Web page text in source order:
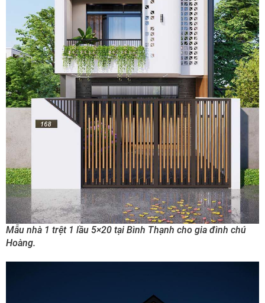
Mẫu nhà 1 trệt 1 lầu 5×20 tại Bình Thạnh cho gia đình chú
Hoàng.